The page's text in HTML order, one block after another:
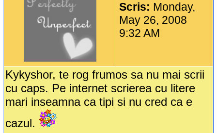
Scris: Monday,
May 26, 2008
9:32 AM
Kykyshor, te rog frumos sa nu mai scrii
cu caps. Pe internet scrierea cu litere
mari inseamna ca tipi si nu cred ca e
cazul.